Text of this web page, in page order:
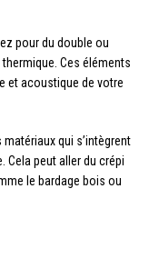
pour du double ou
Ces éléments
et acoustique de votre
qui s’intègrent
Cela peut aller du crépi
le bardage bois ou